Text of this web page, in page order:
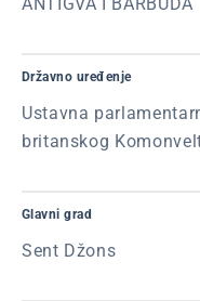
Državno uređenje
Ustavna
britanskog
Glavni grad
Sent Džons